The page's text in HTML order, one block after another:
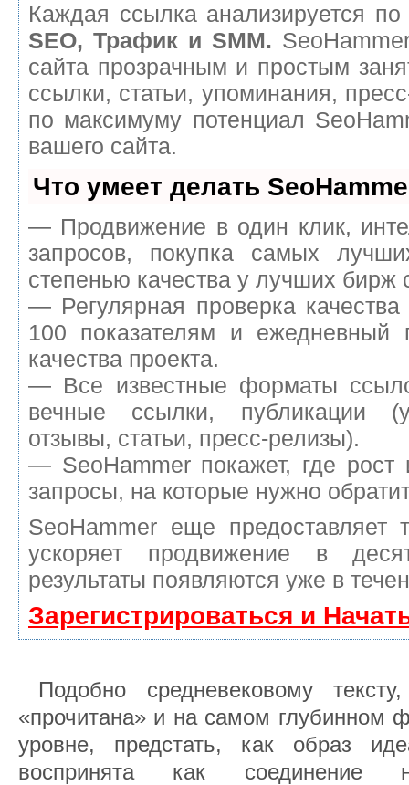
Каждая ссылка анализируется
SEO, Трафик и SMM.
сайта прозрачным и простым
ссылки, статьи, упоминания,
по максимуму потенциал
вашего сайта.
Что умеет делать
— Продвижение в один клик,
запросов, покупка самых
степенью качества у лучших бирж
— Регулярная проверка
100 показателям и ежедневный
качества проекта.
— Все известные форматы
вечные ссылки, публикации
отзывы, статьи, пресс-релизы).
— SeoHammer покажет, где
запросы, на которые нужно
SeoHammer еще предоставляет
ускоряет продвижение в
результаты появляются уже в
Зарегистрироваться и
Подобно средневековому
«прочитана» и на самом глубинном
уровне, предстать, как образ
воспринята как соединение